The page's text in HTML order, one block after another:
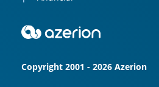
Copyright 2001 - 2026 Azerion